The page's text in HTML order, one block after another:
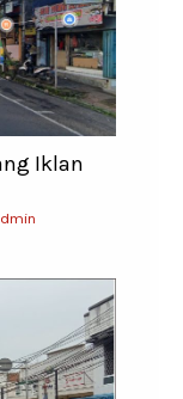
Iklan